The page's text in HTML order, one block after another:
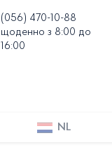
(056) 470-10-88
щоденно з 8:00 до
16:00
NL